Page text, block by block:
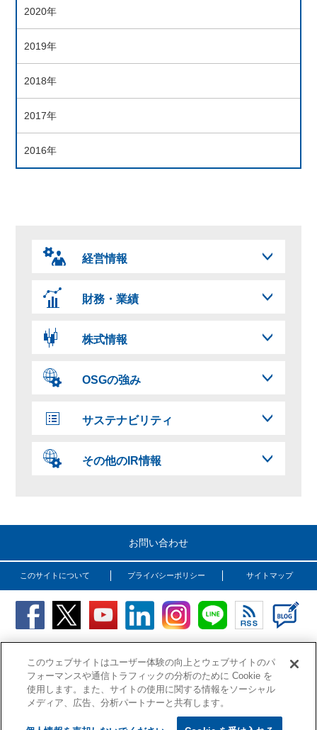
2020年
2019年
2018年
2017年
2016年
経営情報
財務・業績
株式情報
OSGの強み
サステナビリティ
その他のIR情報
お問い合わせ
このサイトについて プライバシーポリシー サイトマップ
Copyright (C) OSG Corporation. All rights reserved.
このウェブサイトはユーザー体験の向上とウェブサイトのパ
フォーマンスや通信トラフィックの分析のために Cookie を
使用します。また、サイトの使用に関する情報をソーシャル
メディア、広告、分析パートナーと共有します。